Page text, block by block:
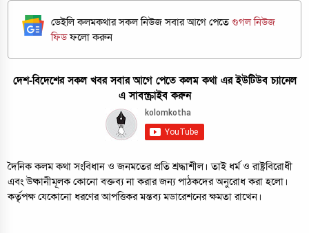
ডেইলি কলমকথার সকল নিউজ সবার আগে পেতেগুগল নিউজ
ফিডফলো করুন
দেশ-বিদেশের সকল খবর সবার আগে পেতে কলম কথা এর ইউটিউব চ্যানেল
এ সাবস্ক্রাইব করুন
দৈনিক কলম কথা সংবিধান ও জনমতের প্রতি শ্রদ্ধাশীল। তাই ধর্ম ও রাষ্ট্রবিরোধী
এবং উষ্কানীমূলক কোনো বক্তব্য না করার জন্য পাঠকদের অনুরোধ করা হলো।
কর্তৃপক্ষ যেকোনো ধরণের আপত্তিকর মন্তব্য মডারেশনের ক্ষমতা রাখেন।